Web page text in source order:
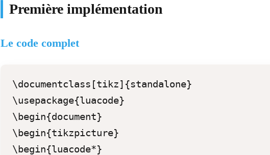
Première implémentation
Le code complet
\documentclass[tikz]{standalone}
\usepackage{luacode}
\begin{document}
\begin{tikzpicture}